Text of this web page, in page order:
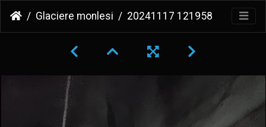
Glaciere monlesi 20241117 121958